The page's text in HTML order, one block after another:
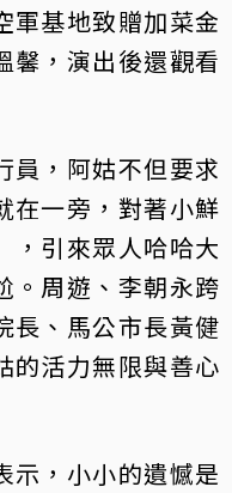
軍基地致贈加菜金
馨，演出後還觀看
員，阿姑不但要求
在一旁，對著小鮮
，引來眾人哈哈大
。周遊、李朝永跨
長、馬公市長黃健
的活力無限與善心
示，小小的遺憾是